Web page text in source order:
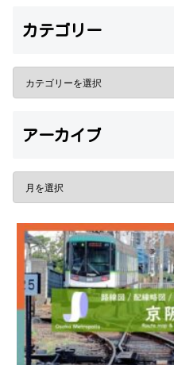
カテゴリー
アーカイブ